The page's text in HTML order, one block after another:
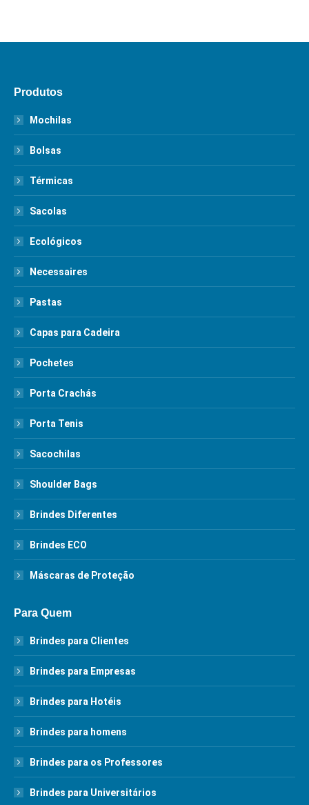
Produtos
Mochilas
Bolsas
Térmicas
Sacolas
Ecológicos
Necessaires
Pastas
Capas para Cadeira
Pochetes
Porta Crachás
Porta Tenis
Sacochilas
Shoulder Bags
Brindes Diferentes
Brindes ECO
Máscaras de Proteção
Para Quem
Brindes para Clientes
Brindes para Empresas
Brindes para Hotéis
Brindes para homens
Brindes para os Professores
Brindes para Universitários